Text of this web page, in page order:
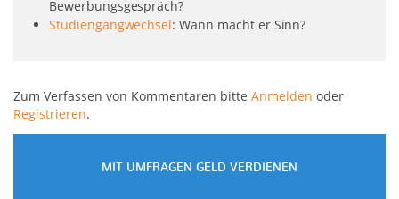
Bewerbungsgespräch?
Studiengangwechsel: Wann macht er Sinn?
Zum Verfassen von Kommentaren bitte Anmelden oder
Registrieren.
MIT UMFRAGEN GELD VERDIENEN